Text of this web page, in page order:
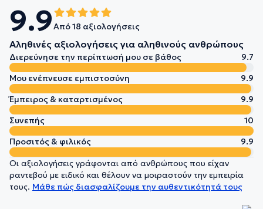
9.9Από 18 αξιολογήσεις
Αληθινές αξιολογήσεις για αληθινούς ανθρώπους
Διερεύνησε την περίπτωσή μου σε βάθος
9.7
Μου ενέπνευσε εμπιστοσύνη
9.9
Έμπειρος & καταρτισμένος
9.9
Συνεπής
10
Προσιτός & φιλικός
9.9
Οι αξιολογήσεις γράφονται από ανθρώπους που είχαν
ραντεβού με ειδικό και θέλουν να μοιραστούν την εμπειρία
τους. Μάθε πώς διασφαλίζουμε την αυθεντικότητά τους